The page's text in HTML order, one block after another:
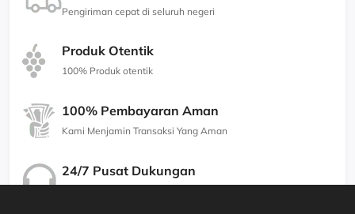
Pengiriman cepat di seluruh negeri
Produk Otentik
100% Produk otentik
100% Pembayaran Aman
Kami Menjamin Transaksi Yang Aman
24/7 Pusat Dukungan